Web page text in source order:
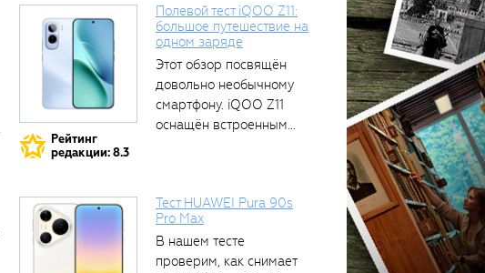
Рейтинг
редакции: 8.3
Полевой тест iQOO Z11:
большое путешествие на
одном заряде
Этот обзор посвящён
довольно необычному
смартфону. iQOO Z11
оснащён встроенным
Тест HUAWEI Pura 90s
Pro Max
В нашем тесте
проверим, как снимает